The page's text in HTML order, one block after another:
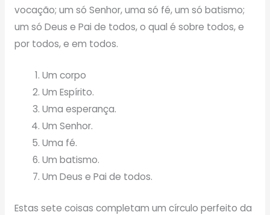
vocação; um só Senhor, uma só fé, um só batismo;
um só Deus e Pai de todos, o qual é sobre todos, e
por todos, e em todos.
Um corpo
Um Espírito.
Uma esperança.
Um Senhor.
Uma fé.
Um batismo.
Um Deus e Pai de todos.
Estas sete coisas completam um círculo perfeito da